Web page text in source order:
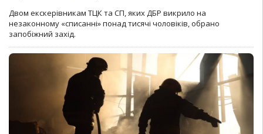
Двом екскерівникам ТЦК та СП, яких ДБР викрило на
незаконному «списанні» понад тисячі чоловіків, обрано
запобіжний захід.